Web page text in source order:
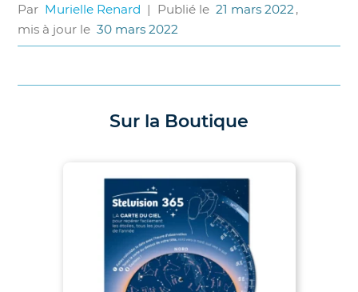
Par Murielle Renard | Publié le 21 mars 2022 ,
mis à jour le 30 mars 2022
Sur la Boutique